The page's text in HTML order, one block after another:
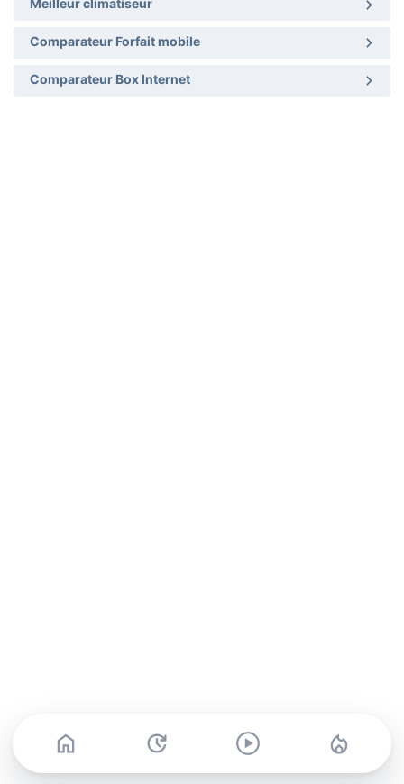
Meilleur climatiseur
Comparateur Forfait mobile
Comparateur Box Internet